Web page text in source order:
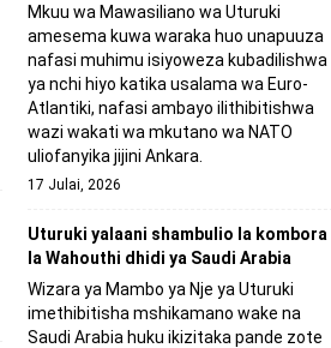
Mkuu wa Mawasiliano wa Uturuki
amesema kuwa waraka huo unapuuza
nafasi muhimu isiyoweza kubadilishwa
ya nchi hiyo katika usalama wa Euro-
Atlantiki, nafasi ambayo ilithibitishwa
wazi wakati wa mkutano wa NATO
uliofanyika jijini Ankara.
17 Julai, 2026
Uturuki yalaani shambulio la kombora
la Wahouthi dhidi ya Saudi Arabia
Wizara ya Mambo ya Nje ya Uturuki
imethibitisha mshikamano wake na
Saudi Arabia huku ikizitaka pande zote